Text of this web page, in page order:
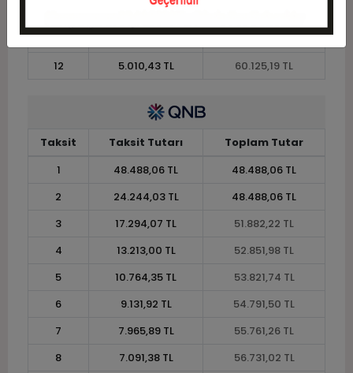
5.867,05 TL
11
5.377,77 TL
59.155,43 TL
12
5.010,43 TL 60.125,19 TL
Taksit Taksit Tutarı
Toplam Tutar
1
48.488,06 TL
48.488,06 TL
2
24.244,03 TL
48.488,06 TL
3
17.294,07 TL
51.882,22 TL
4
13.213,00 TL
52.851,98 TL
5
10.764,35 TL
53.821,74 TL
6
9.131,92 TL
54.791,50 TL
7
7.965,89 TL
55.761,26 TL
8
7.091,38 TL
56.731,02 TL